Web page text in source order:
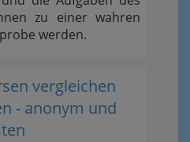
zu einer wahren
werden.
vergleichen
- anonym und